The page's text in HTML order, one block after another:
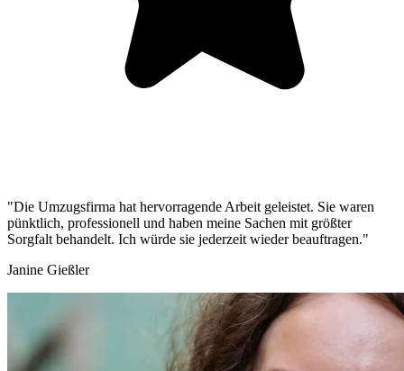
"Die Umzugsfirma hat hervorragende Arbeit geleistet. Sie waren
pünktlich, professionell und haben meine Sachen mit größter
Sorgfalt behandelt. Ich würde sie jederzeit wieder beauftragen."
Janine Gießler